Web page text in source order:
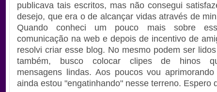
publicava tais escritos, mas não consegui
desejo, que era o de alcançar vidas através de
Quando conheci um pouco mais sobre
comunicação na web e depois de incentivo de
resolvi criar esse blog. No mesmo podem ser
também, busco colocar clipes de hinos
mensagens lindas. Aos poucos vou
ainda estou "engatinhando" nesse terreno. Espero